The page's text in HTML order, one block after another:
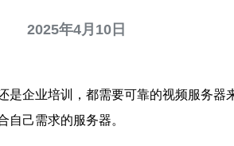
2025年4月10日
企业培训，都需要可靠的视频服务
己需求的服务器。